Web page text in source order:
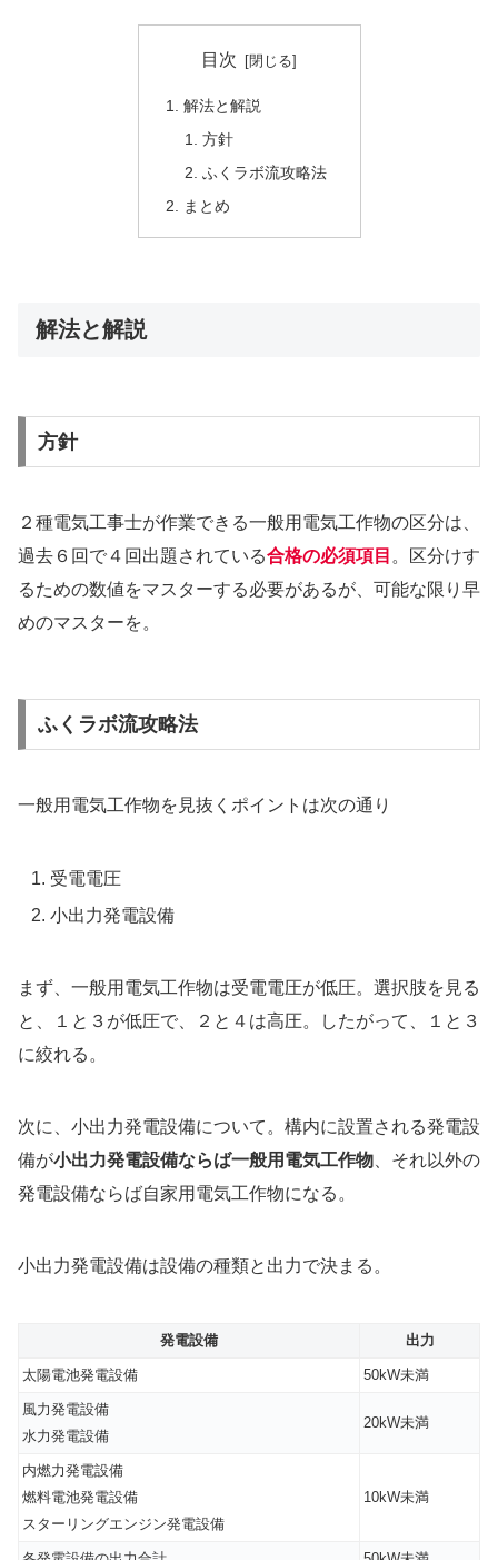
目次
解法と解説
方針
ふくラボ流攻略法
まとめ
解法と解説
方針
２種電気工事士が作業できる一般用電気工作物の区分は、
過去６回で４回出題されている合格の必須項目 。区分けす
るための数値をマスターする必要があるが、可能な限り早
めのマスターを。
ふくラボ流攻略法
一般用電気工作物を見抜くポイントは次の通り
受電電圧
小出力発電設備
まず、一般用電気工作物は受電電圧が低圧。選択肢を見る
と、１と３が低圧で、２と４は高圧。したがって、１と３
に絞れる。
次に、小出力発電設備について。構内に設置される発電設
備が小出力発電設備ならば一般用電気工作物 、それ以外の
発電設備ならば自家用電気工作物になる。
小出力発電設備は設備の種類と出力で決まる。
発電設備 出力
太陽電池発電設備 50kW未満
風力発電設備
水力発電設備
20kW未満
内燃力発電設備
燃料電池発電設備
スターリングエンジン発電設備
10kW未満